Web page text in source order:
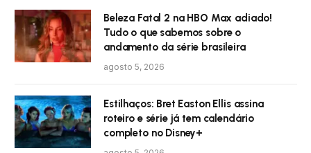
Beleza Fatal 2 na HBO Max adiado!
Tudo o que sabemos sobre o
andamento da série brasileira
agosto 5, 2026
Estilhaços: Bret Easton Ellis assina
roteiro e série já tem calendário
completo no Disney+